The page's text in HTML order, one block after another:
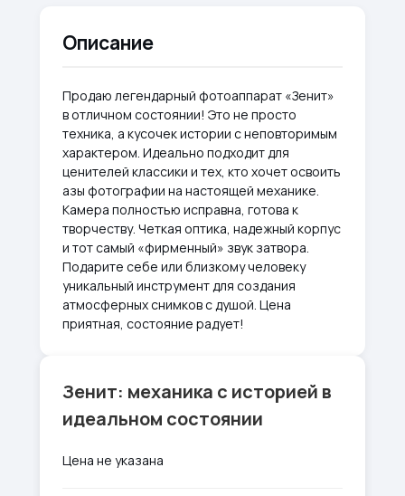
Описание
Продаю легендарный фотоаппарат «Зенит»
в отличном состоянии! Это не просто
техника, а кусочек истории с неповторимым
характером. Идеально подходит для
ценителей классики и тех, кто хочет освоить
азы фотографии на настоящей механике.
Камера полностью исправна, готова к
творчеству. Четкая оптика, надежный корпус
и тот самый «фирменный» звук затвора.
Подарите себе или близкому человеку
уникальный инструмент для создания
атмосферных снимков с душой. Цена
приятная, состояние радует!
Зенит: механика с историей в
идеальном состоянии
Цена не указана